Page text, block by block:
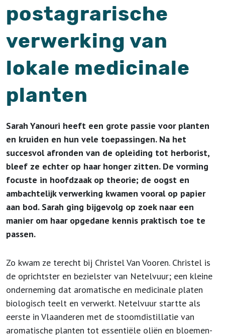
postagrarische
verwerking van
lokale medicinale
planten
Sarah Yanouri heeft een grote passie voor planten
en kruiden en hun vele toepassingen. Na het
succesvol afronden van de opleiding tot herborist,
bleef ze echter op haar honger zitten. De vorming
focuste in hoofdzaak op theorie; de oogst en
ambachtelijk verwerking kwamen vooral op papier
aan bod. Sarah ging bijgevolg op zoek naar een
manier om haar opgedane kennis praktisch toe te
passen.
Zo kwam ze terecht bij Christel Van Vooren. Christel is
de oprichtster en bezielster van Netelvuur; een kleine
onderneming dat aromatische en medicinale platen
biologisch teelt en verwerkt. Netelvuur startte als
eerste in Vlaanderen met de stoomdistillatie van
aromatische planten tot essentiële oliën en bloemen-